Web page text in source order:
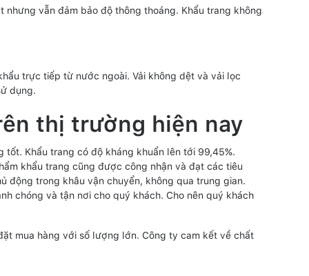
vẫn đảm bảo độ thông thoáng. Khẩu trang không
trực tiếp từ nước ngoài. Vải không dệt và vải lọc
dụng.
thị trường hiện nay
Khẩu trang có độ kháng khuẩn lên tới 99,45%.
khẩu trang cũng được công nhận và đạt các tiêu
động trong khâu vận chuyển, không qua trung gian.
chóng và tận nơi cho quý khách. Cho nên quý khách
mua hàng với số lượng lớn. Công ty cam kết về chất